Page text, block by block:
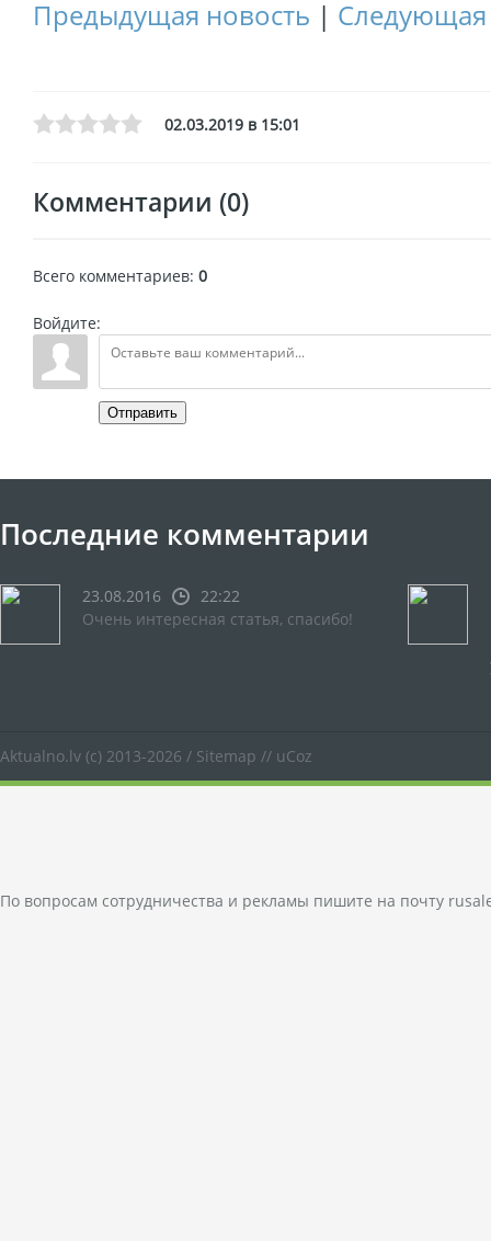
Предыдущая новость | Следующая
02.03.2019 в 15:01
Комментарии (0)
Всего комментариев: 0
Войдите:
Отправить
Последние комментарии
23.08.2016
22:22
Очень интересная статья, спасибо!
Aktualno.lv (c) 2013-2026 / Sitemap // uCoz
По вопросам сотрудничества и рекламы пишите на почту